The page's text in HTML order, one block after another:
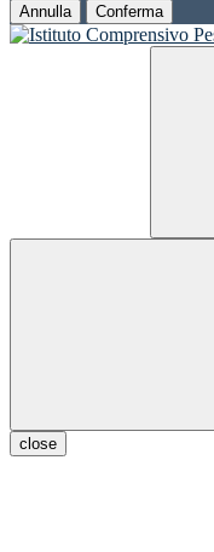
Annulla Conferma
close